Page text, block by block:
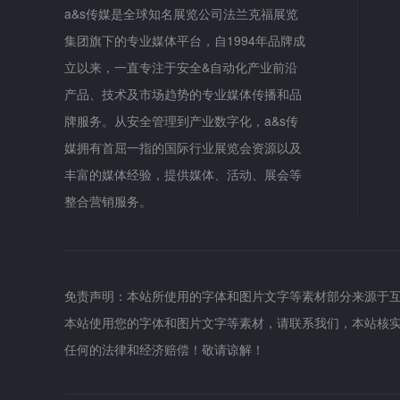
a&s传媒是全球知名展览公司法兰克福展览
集团旗下的专业媒体平台，自1994年品牌成
立以来，一直专注于安全&自动化产业前沿
产品、技术及市场趋势的专业媒体传播和品
牌服务。从安全管理到产业数字化，a&s传
媒拥有首屈一指的国际行业展览会资源以及
丰富的媒体经验，提供媒体、活动、展会等
整合营销服务。
免责声明：本站所使用的字体和图片文字等素材部分来源
本站使用您的字体和图片文字等素材，请联系我们，本站
任何的法律和经济赔偿！敬请谅解！